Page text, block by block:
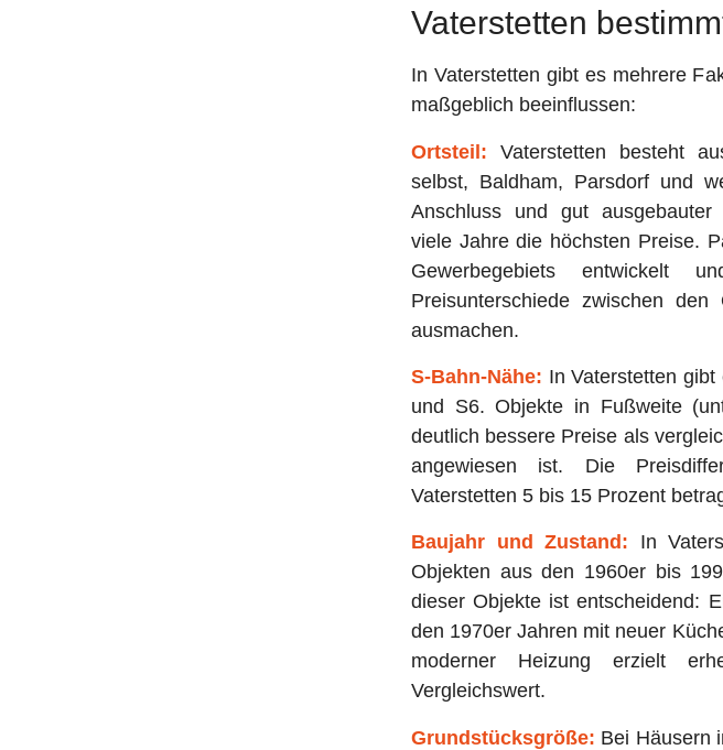
Vaterstetten
In Vaterstetten gibt es mehrere
maßgeblich beeinflussen:
Ortsteil: Vaterstetten besteht
selbst, Baldham, Parsdorf und
Anschluss und gut ausgebauter
viele Jahre die höchsten Preise.
Gewerbegebiets entwickelt
Preisunterschiede zwischen
ausmachen.
S-Bahn-Nähe: In Vaterstetten
und S6. Objekte in Fußweite
deutlich bessere Preise als
angewiesen ist. Die
Vaterstetten 5 bis 15 Prozent
Baujahr und Zustand: In
Objekten aus den 1960er bis
dieser Objekte ist entscheidend:
den 1970er Jahren mit neuer
moderner Heizung erzielt
Vergleichswert.
Grundstücksgröße: Bei Häusern